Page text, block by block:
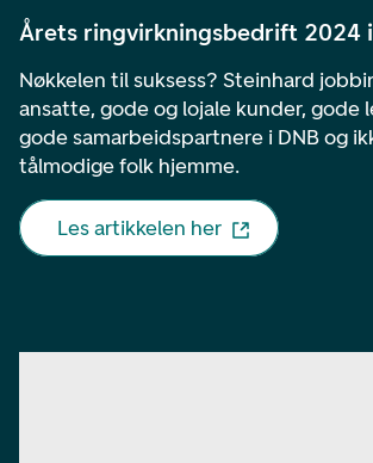
Årets ringvirkningsbedrift 2024
Nøkkelen til suksess? Steinhard
ansatte, gode og lojale kunder, gode
gode samarbeidspartnere i DNB og
tålmodige folk hjemme.
Les artikkelen her